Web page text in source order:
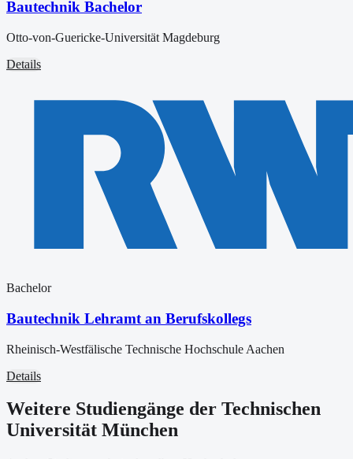
Bautechnik Bachelor
Otto-von-Guericke-Universität Magdeburg
Details
Bachelor
Bautechnik Lehramt an Berufskollegs
Rheinisch-Westfälische Technische Hochschule Aachen
Details
Weitere Studiengänge der Technischen
Universität München